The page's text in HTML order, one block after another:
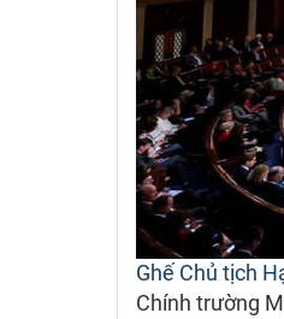
Ghế Chủ tịch
Chính trường